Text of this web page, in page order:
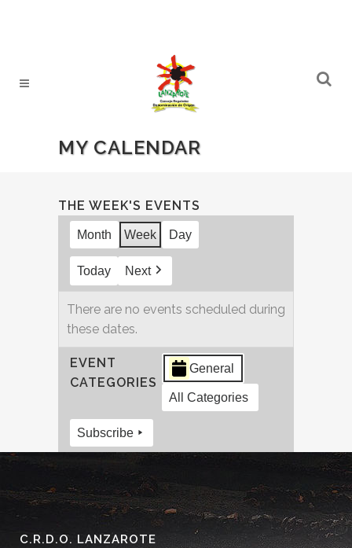
MY CALENDAR
THE WEEK'S EVENTS
Month Week Day
Today Next
There are no events scheduled during
these dates.
EVENT
CATEGORIES
General
All Categories
Subscribe
C.R.D.O. LANZAROTE